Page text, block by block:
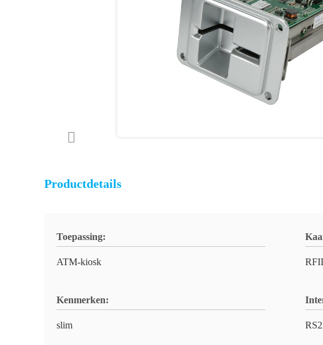
Productdetails
Toepassing:
ATM-kiosk
Kenmerken:
slim